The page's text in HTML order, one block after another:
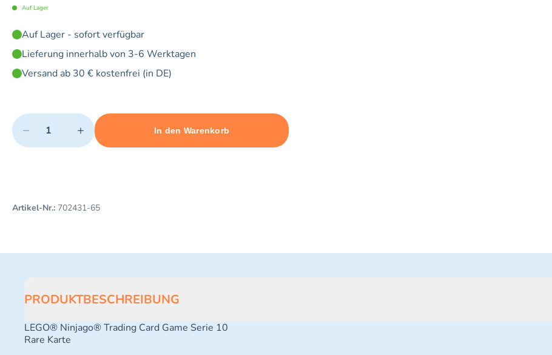
Auf Lager
Auf Lager - sofort verfügbar
Lieferung innerhalb von 3-6 Werktagen
Versand ab 30 € kostenfrei (in DE)
Quantity
− +
Minimum quantity: 1 Maximum quantity: 3
In den Warenkorb
Add 1 item to cart
Artikel-Nr.: 702431-65
PRODUKTBESCHREIBUNG
LEGO® Ninjago® Trading Card Game Serie 10
Rare Karte